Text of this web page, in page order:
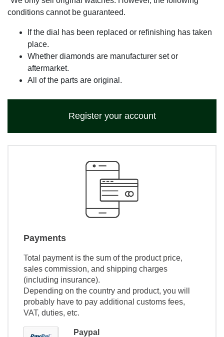
conditions cannot be guaranteed.
If the dial has been replaced or refinishing has taken
place.
Whether diamonds are manufacturer set or
aftermarket.
All of the parts are original.
Register your account
Payments
Total payment is the sum of the product price,
sales commission, and shipping charges
(including insurance).
Depending on the country and product, you will
probably have to pay additional customs fees,
VAT, duties, etc.
Paypal